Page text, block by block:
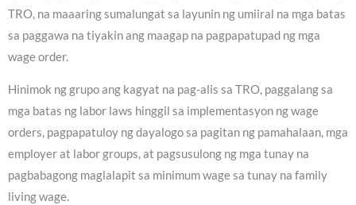
TRO, na maaaring sumalungat sa layunin ng umiiral na mga batas
sa paggawa na tiyakin ang maagap na pagpapatupad ng mga
wage order.
Hinimok ng grupo ang kagyat na pag-alis sa TRO, paggalang sa
mga batas ng labor laws hinggil sa implementasyon ng wage
orders, pagpapatuloy ng dayalogo sa pagitan ng pamahalaan, mga
employer at labor groups, at pagsusulong ng mga tunay na
pagbabagong maglalapit sa minimum wage sa tunay na family
living wage.